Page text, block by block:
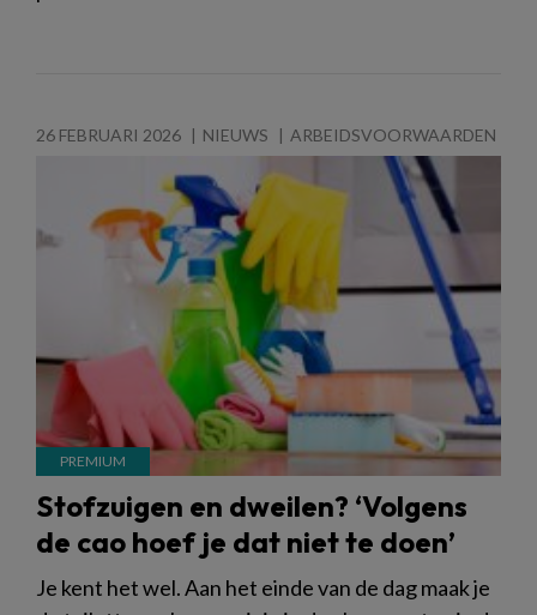
26 FEBRUARI 2026 NIEUWS ARBEIDSVOORWAARDEN
Stofzuigen en dweilen? ‘Volgens
de cao hoef je dat niet te doen’
Je kent het wel. Aan het einde van de dag maak je